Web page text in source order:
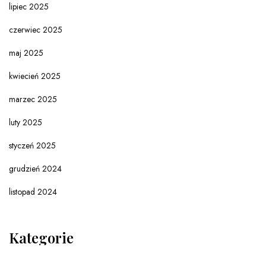
lipiec 2025
czerwiec 2025
maj 2025
kwiecień 2025
marzec 2025
luty 2025
styczeń 2025
grudzień 2024
listopad 2024
Kategorie